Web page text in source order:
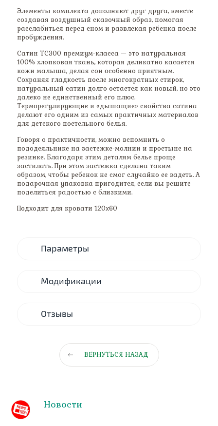
Элементы комплекта дополняют друг друга, вместе
создавая воздушный сказочный образ, помогая
расслабиться перед сном и развлекая ребенка после
пробуждения.
Сатин ТС300 премиум-класса — это натуральная
100% хлопковая ткань, которая деликатно касается
кожи малыша, делая сон особенно приятным.
Сохраняя гладкость после многократных стирок,
натуральный сатин долго остается как новый, но это
далеко не единственный его плюс.
Терморегулирующие и «дышащие» свойства сатина
делают его одним из самых практичных материалов
для детского постельного белья.
Говоря о практичности, можно вспомнить о
пододеяльнике на застежке-молнии и простыне на
резинке. Благодаря этим деталям белье проще
застилать. При этом застежка сделана таким
образом, чтобы ребенок не смог случайно ее задеть. А
подарочная упаковка пригодится, если вы решите
поделиться радостью с близкими.
Подходит для кровати 120х60
Параметры
Модификации
Отзывы
ВЕРНУТЬСЯ НАЗАД
Новости